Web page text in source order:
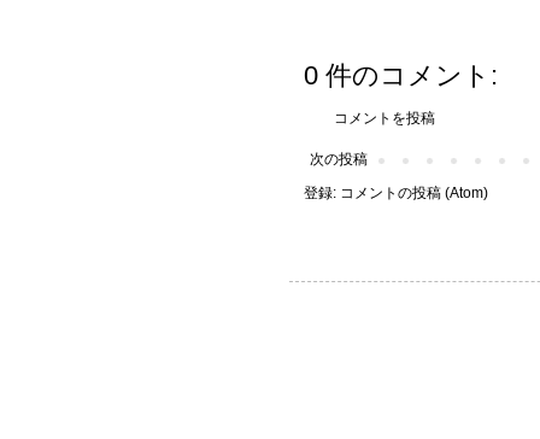
0 件のコメント:
コメントを投稿
次の投稿
登録: コメントの投稿 (Atom)